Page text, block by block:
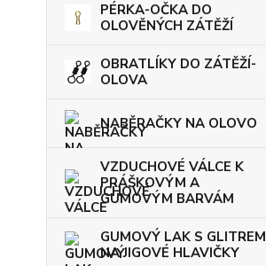
PÉRKA-OČKA DO
OLOVĚNÝCH ZÁTĚŽÍ
OBRATLÍKY DO ZÁTĚŽÍ-
OLOVA
NABĚRAČKY NA OLOVO
VZDUCHOVÉ VÁLCE K
PRÁŠKOVÝM A
GUMOVÝM BARVÁM
GUMOVÝ LAK S GLITREM
NA JIGOVÉ HLAVIČKY